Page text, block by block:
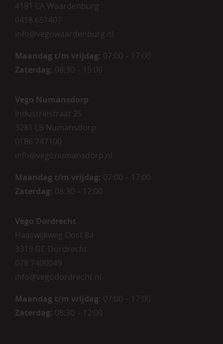
4181 CA Waardenburg
0418 651407
info@vegowaardenburg.nl
Maandag t/m vrijdag: 07:00 – 17:00
Zaterdag: 08:30 – 15:00
Vego Numansdorp
Industriestraat 25
3281 LB Numansdorp
0186 747100
info@vegonumansdorp.nl
Maandag t/m vrijdag: 07:00 – 17:00
Zaterdag: 08:30 – 12:00
Vego Dordrecht
Haaswijkweg Oost 8a
3319 GC Dordrecht
078 7400049
info@vegodordrecht.nl
Maandag t/m vrijdag: 07:00 – 17:00
Zaterdag: 08:30 – 12:00